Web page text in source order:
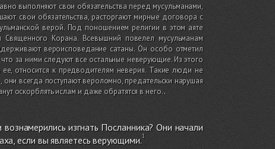
выполняют свои обязательства перед мусульманами,
свои обязательства, расторгают мирные договора с
верой. Под поношением религии в этом аяте
Корана. Всевышний повелел мусульманам
вероисповедание сатаны. Он особо отметил
за ними следуют все остальные неверующие. Из этого
относится к предводителям неверия. Такие люди не
они всегда поступают вероломно, предательски нарушая
оскорблять ислам и даже обратятся в него..
изгнать Посланника? Они начали
если вы являетесь верующими.